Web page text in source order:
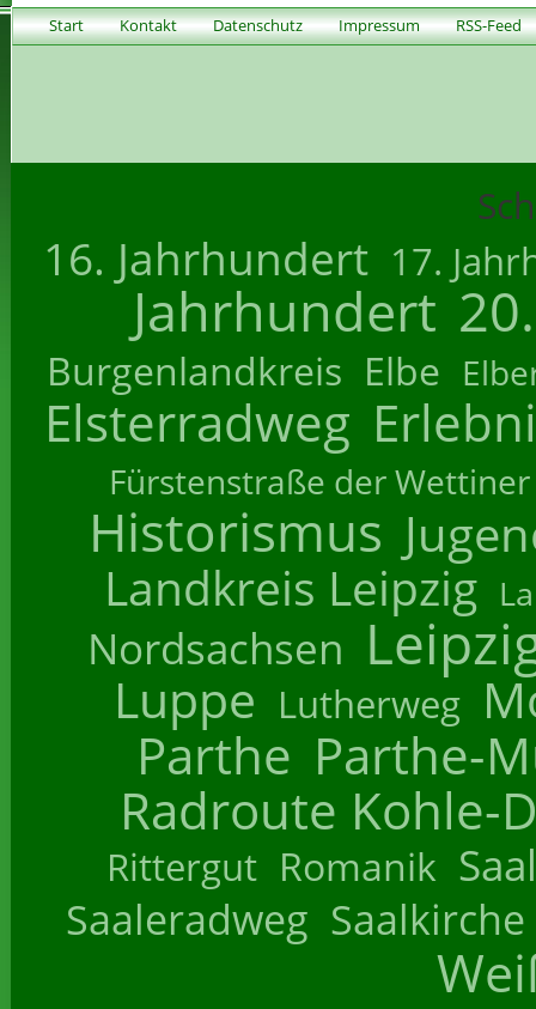
Start Kontakt Datenschutz Impressum RSS-Feed
16. Jahrhundert 17.
Jahrhundert
Burgenlandkreis Elbe
Elsterradweg
Fürstenstraße der Wettiner
Historismus
Landkreis Leipzig
Nordsachsen
Luppe Lutherweg
Parthe Parthe-
Radroute Kohle-
Rittergut Romanik
Saaleradweg Saalkirche